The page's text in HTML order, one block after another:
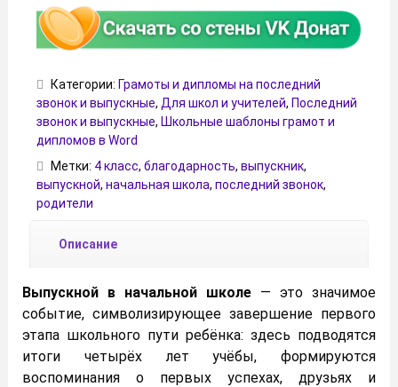
Категории: Грамоты и дипломы на последний
звонок и выпускные, Для школ и учителей, Последний
звонок и выпускные, Школьные шаблоны грамот и
дипломов в Word
Метки: 4 класс, благодарность, выпускник,
выпускной, начальная школа, последний звонок,
родители
Описание
Выпускной в начальной школе — это значимое
событие, символизирующее завершение первого
этапа школьного пути ребёнка: здесь подводятся
итоги четырёх лет учёбы, формируются
воспоминания о первых успехах, друзьях и